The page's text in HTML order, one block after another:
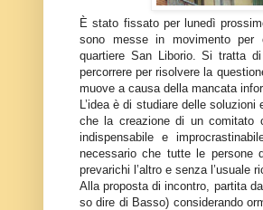
È stato fissato per lunedì
sono messe in movimento per
quartiere San Liborio. Si tratta
percorrere per risolvere la
muove a causa della mancata
L’idea è di studiare delle
che la creazione di un comitato
indispensabile e
necessario che tutte le persone
prevarichi l’altro e senza l’usuale
Alla proposta di incontro, partita
so dire di Basso) considerando